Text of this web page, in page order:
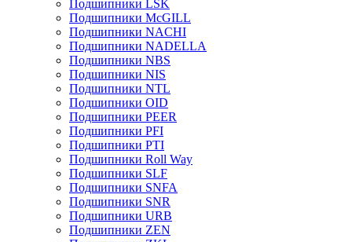
Подшипники LSK
Подшипники McGILL
Подшипники NACHI
Подшипники NADELLA
Подшипники NBS
Подшипники NIS
Подшипники NTL
Подшипники OID
Подшипники PEER
Подшипники PFI
Подшипники PTI
Подшипники Roll Way
Подшипники SLF
Подшипники SNFA
Подшипники SNR
Подшипники URB
Подшипники ZEN